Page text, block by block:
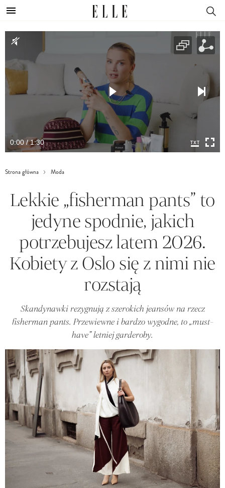
0:00 / 1:30
Strona główna Moda
Lekkie „fisherman pants” to
jedyne spodnie, jakich
potrzebujesz latem 2026.
Kobiety z Oslo się z nimi nie
rozstają
Skandynawki rezygnują z szerokich jeansów na rzecz
fisherman pants. Przewiewne i bardzo wygodne, to „must-
have” letniej garderoby.